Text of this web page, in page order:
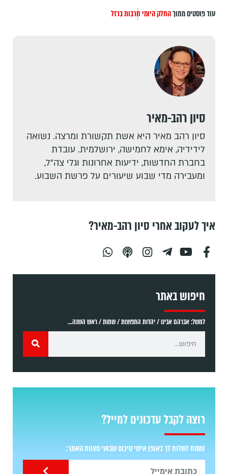
עוד פוסטים מתוךהחלק היומיחרבות ברזל
סיון רהב-מאיר
סיון רהב מאיר היא אשת תקשורת ומרצה. נשואה
לידידיה, אימא לחמישה, ירושלמית. עובדת
בחברת החדשות, ידיעות אחרונות וגלי צה"ל,
ומעבירה מדי שבוע שיעורים על פרשת השבוע.
איך לעקוב אחרי סיון רהב-מאיר?
חיפוש באתר
למשל: אברהם אבינו / יהדות התפוצות / שמות / ראש השנה...
רוצה לקבל עדכונים למייל?
נשמח לשלוח לך באופן אישי סיכום שבועי מצוות האתר: